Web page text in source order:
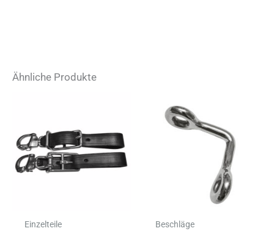
Ähnliche Produkte
Einzelteile Beschläge